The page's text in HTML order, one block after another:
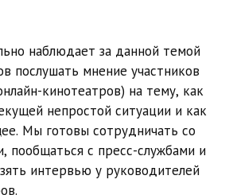
наблюдает за данной темой
послушать мнение участников
кинотеатров) на тему, как
непростой ситуации и как
Мы готовы сотрудничать со
пообщаться с пресс-службами и
интервью у руководителей